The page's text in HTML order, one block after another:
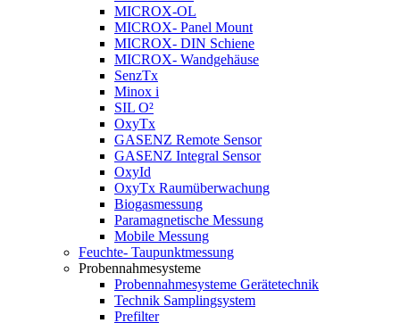
MICROX-OL
MICROX- Panel Mount
MICROX- DIN Schiene
MICROX- Wandgehäuse
SenzTx
Minox i
SIL O²
OxyTx
GASENZ Remote Sensor
GASENZ Integral Sensor
OxyId
OxyTx Raumüberwachung
Biogasmessung
Paramagnetische Messung
Mobile Messung
Feuchte- Taupunktmessung
Probennahmesysteme
Probennahmesysteme Gerätetechnik
Technik Samplingsystem
Prefilter